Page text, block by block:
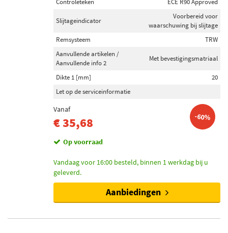
Controleteken
ECE R90 Approved
Slijtageindicator
Voorbereid voor
waarschuwing bij slijtage
Remsysteem
TRW
Aanvullende artikelen /
Aanvullende info 2
Met bevestigingsmatriaal
Dikte 1 [mm]
20
Let op de serviceinformatie
Vanaf
€ 35,68 -60%
Op voorraad
Vandaag voor 16:00 besteld, binnen 1 werkdag bij u
geleverd.
Aanbiedingen